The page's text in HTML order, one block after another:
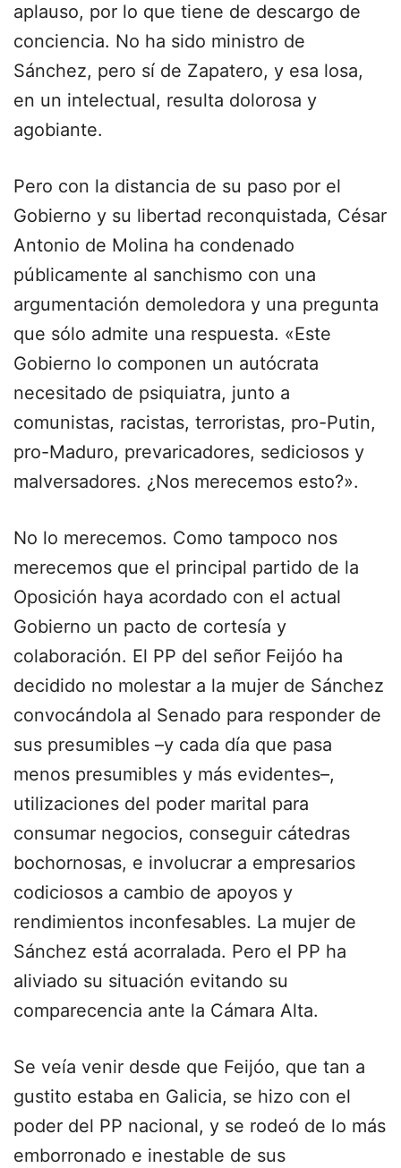
aplauso, por lo que tiene de descargo de
conciencia. No ha sido ministro de
Sánchez, pero sí de Zapatero, y esa losa,
en un intelectual, resulta dolorosa y
agobiante.
Pero con la distancia de su paso por el
Gobierno y su libertad reconquistada, César
Antonio de Molina ha condenado
públicamente al sanchismo con una
argumentación demoledora y una pregunta
que sólo admite una respuesta. «Este
Gobierno lo componen un autócrata
necesitado de psiquiatra, junto a
comunistas, racistas, terroristas, pro-Putin,
pro-Maduro, prevaricadores, sediciosos y
malversadores. ¿Nos merecemos esto?».
No lo merecemos. Como tampoco nos
merecemos que el principal partido de la
Oposición haya acordado con el actual
Gobierno un pacto de cortesía y
colaboración. El PP del señor Feijóo ha
decidido no molestar a la mujer de Sánchez
convocándola al Senado para responder de
sus presumibles –y cada día que pasa
menos presumibles y más evidentes–,
utilizaciones del poder marital para
consumar negocios, conseguir cátedras
bochornosas, e involucrar a empresarios
codiciosos a cambio de apoyos y
rendimientos inconfesables. La mujer de
Sánchez está acorralada. Pero el PP ha
aliviado su situación evitando su
comparecencia ante la Cámara Alta.
Se veía venir desde que Feijóo, que tan a
gustito estaba en Galicia, se hizo con el
poder del PP nacional, y se rodeó de lo más
emborronado e inestable de sus